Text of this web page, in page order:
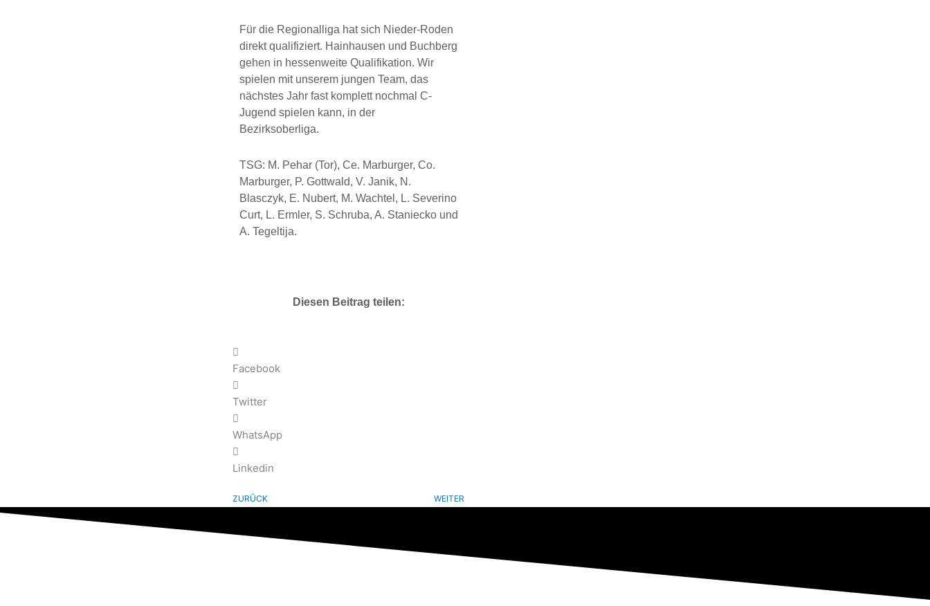
Für die Regionalliga hat sich Nieder-Roden
direkt qualifiziert. Hainhausen und Buchberg
gehen in hessenweite Qualifikation. Wir
spielen mit unserem jungen Team, das
nächstes Jahr fast komplett nochmal C-
Jugend spielen kann, in der
Bezirksoberliga.
TSG: M. Pehar (Tor), Ce. Marburger, Co.
Marburger, P. Gottwald, V. Janik, N.
Blasczyk, E. Nubert, M. Wachtel, L. Severino
Curt, L. Ermler, S. Schruba, A. Staniecko und
A. Tegeltija.
Diesen Beitrag teilen:
Facebook
Twitter
WhatsApp
Linkedin
ZURÜCK WEITER